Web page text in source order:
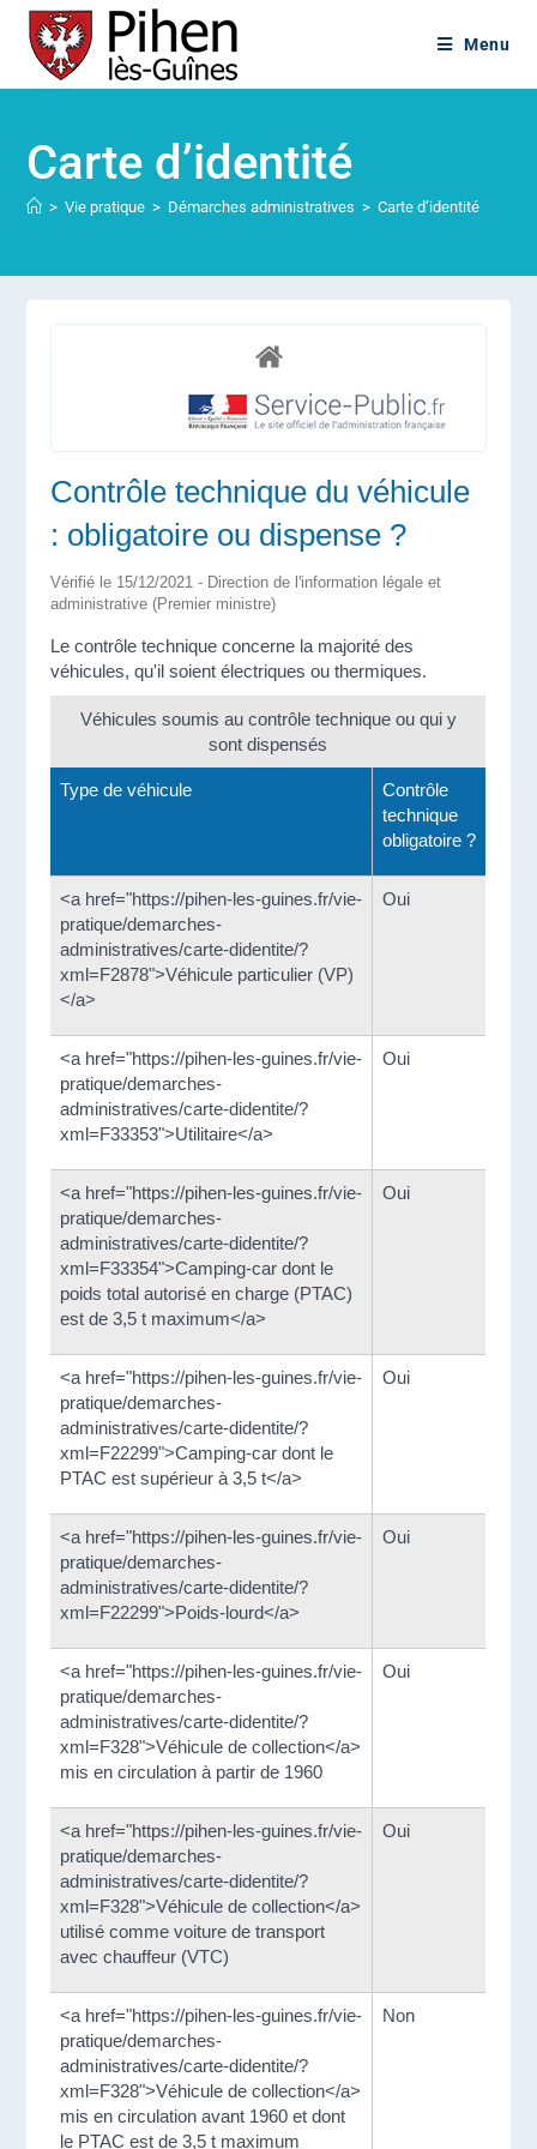
Menu
Carte d’identité
> Vie pratique > Démarches administratives > Carte d’identité
Contrôle technique du véhicule
: obligatoire ou dispense ?
Vérifié le 15/12/2021 - Direction de l'information légale et
administrative (Premier ministre)
Le contrôle technique concerne la majorité des
véhicules, qu'il soient électriques ou thermiques.
Véhicules soumis au contrôle technique ou qui y
sont dispensés
Type de véhicule
Contrôle
technique
obligatoire ?
<a href="https://pihen-les-guines.fr/vie-
pratique/demarches-
administratives/carte-didentite/?
xml=F2878">Véhicule particulier (VP)
</a>
Oui
<a href="https://pihen-les-guines.fr/vie-
pratique/demarches-
administratives/carte-didentite/?
xml=F33353">Utilitaire</a>
Oui
<a href="https://pihen-les-guines.fr/vie-
pratique/demarches-
administratives/carte-didentite/?
xml=F33354">Camping-car dont le
poids total autorisé en charge (PTAC)
est de 3,5 t maximum</a>
Oui
<a href="https://pihen-les-guines.fr/vie-
pratique/demarches-
administratives/carte-didentite/?
xml=F22299">Camping-car dont le
PTAC est supérieur à 3,5 t</a>
Oui
<a href="https://pihen-les-guines.fr/vie-
pratique/demarches-
administratives/carte-didentite/?
xml=F22299">Poids-lourd</a>
Oui
<a href="https://pihen-les-guines.fr/vie-
pratique/demarches-
administratives/carte-didentite/?
xml=F328">Véhicule de collection</a>
mis en circulation à partir de 1960
Oui
<a href="https://pihen-les-guines.fr/vie-
pratique/demarches-
administratives/carte-didentite/?
xml=F328">Véhicule de collection</a>
utilisé comme voiture de transport
avec chauffeur (VTC)
Oui
<a href="https://pihen-les-guines.fr/vie-
pratique/demarches-
administratives/carte-didentite/?
xml=F328">Véhicule de collection</a>
mis en circulation avant 1960 et dont
le PTAC est de 3,5 t maximum
Non